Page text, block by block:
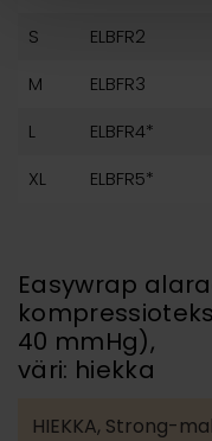
S
ELBFR2
M
ELBFR3
L
ELBFR4*
XL
ELBFR5*
Easywrap
40 mmHg),
väri: hiekka
HIEKKA, Strong-